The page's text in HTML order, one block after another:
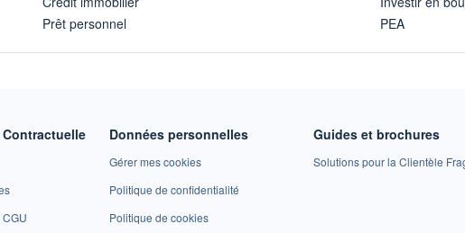
Prêt personnel
PEA
Données personnelles
Gérer mes cookies
Politique de confidentialité
Politique de cookies
Guides et brochures
Solutions pour la Clientèle